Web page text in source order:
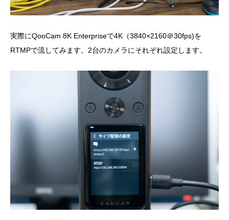
実際にQooCam 8K Enterpriseで4K（3840×2160＠30fps)を
RTMPで流してみます。2台のカメラにそれぞれ設定します。